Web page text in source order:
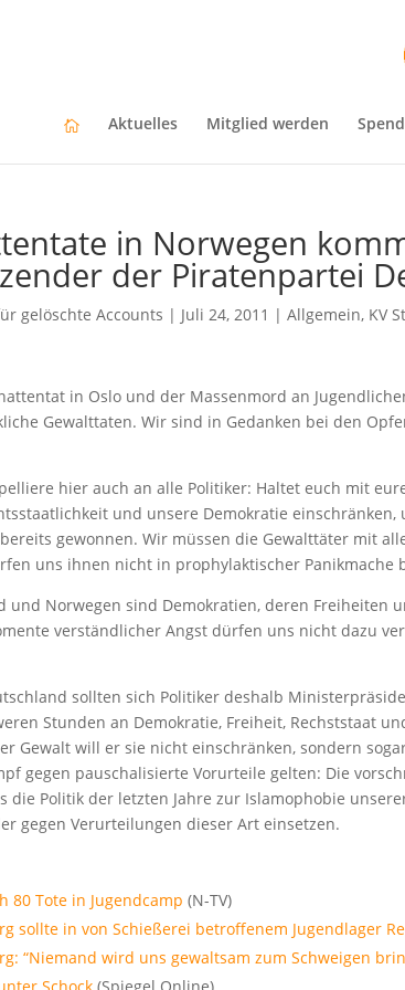
Aktuelles Mitglied werden
in Norwegen
der Piratenpartei
gelöschte Accounts | Juli 24, 2011 |Allgemein, KV
in Oslo und der Massenmord an
Gewalttaten. Wir sind in Gedanken bei den
hier auch an alle Politiker: Haltet euch mit
und unsere Demokratie
gewonnen. Wir müssen die Gewalttäter mit
uns ihnen nicht in prophylaktischer Panikmache
und Norwegen sind Demokratien, deren Freiheiten
verständlicher Angst dürfen uns nicht dazu
sollten sich Politiker deshalb
Stunden an Demokratie, Freiheit, Rechststaat
Gewalt will er sie nicht einschränken, sondern
gegen pauschalisierte Vorurteile gelten: Die
die Politik der letzten Jahre zur Islamophobie
gegen Verurteilungen dieser Art einsetzen.
80 Tote in Jugendcamp (N-TV)
sollte in von Schießerei betroffenem Jugendlager
“Niemand wird uns gewaltsam zum Schweigen